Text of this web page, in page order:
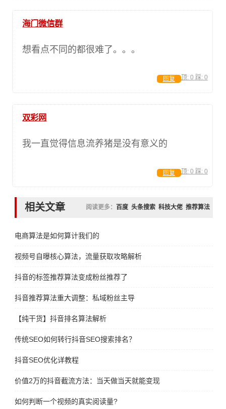
海门微信群
想看点不同的都很难了。。。
顶: 0 踩: 0
回复
双彩网
我一直觉得信息流养猪是没有意义的
顶: 0 踩: 0
回复
相关文章 阅读更多： 百度 头条搜索 科技大佬 推荐算法
电商算法是如何算计我们的
视频号自曝核心算法，流量获取攻略解析
抖音的标签推荐算法变成粉丝推荐了
抖音推荐算法重大调整：私域粉丝主导
【纯干货】抖音排名算法解析
传统SEO如何转行抖音SEO搜索排名？
抖音SEO优化详教程
价值2万的抖音截流方法：当天做当天就能变现
如何判断一个视频的真实阅读量?